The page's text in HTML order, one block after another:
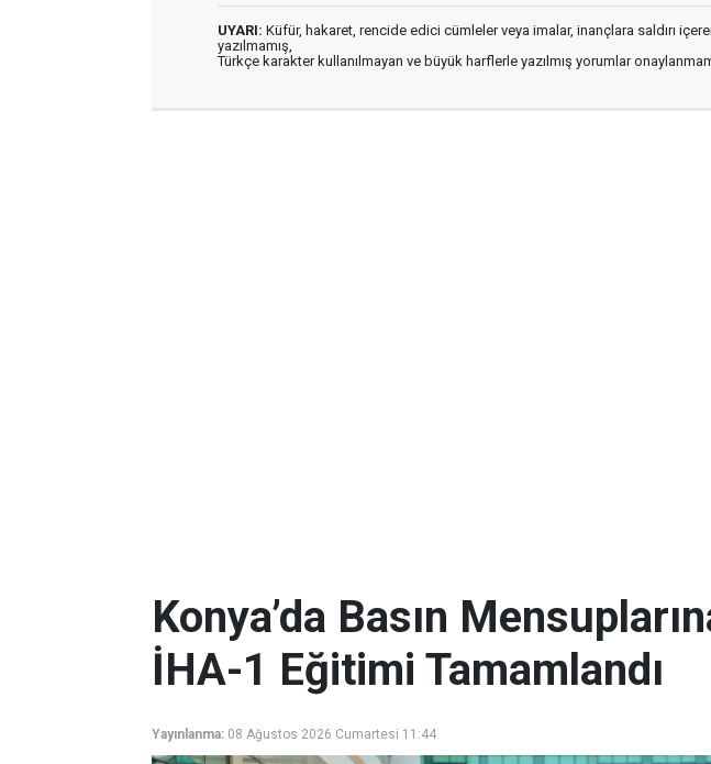
UYARI: Küfür, hakaret, rencide edici cümleler veya imalar, inançlara saldırı
yazılmamış,
Türkçe karakter kullanılmayan ve büyük harflerle yazılmış yorumlar
Konya’da Basın
İHA-1 Eğitimi Tamamlandı
Yayınlanma: 08 Ağustos 2026 Cumartesi 11:44